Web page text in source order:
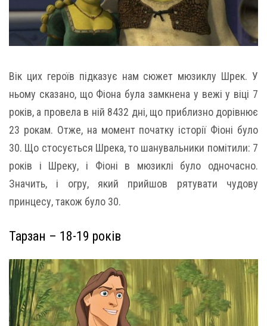
Вік цих героїв підказує нам сюжет мюзиклу Шрек. У
ньому сказано, що Фіона була замкнена у вежі у віці 7
років, а провела в ній 8432 дні, що приблизно дорівнює
23 рокам. Отже, на момент початку історії Фіоні було
30. Що стосується Шрека, то шанувальники помітили: 7
років і Шреку, і Фіоні в мюзиклі було одночасно.
Значить, і огру, який прийшов рятувати чудову
принцесу, також було 30.
Тарзан – 18-19 років